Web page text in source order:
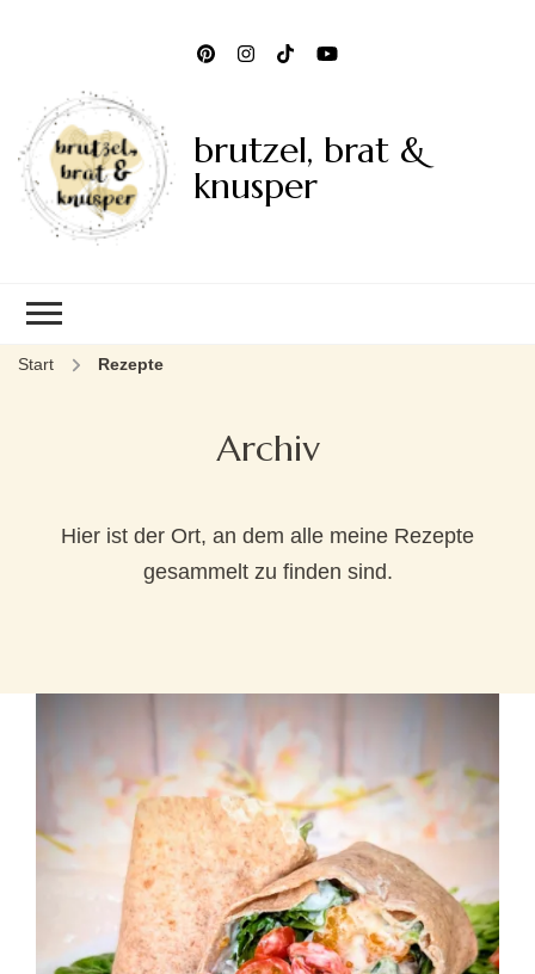
brutzel, brat &
knusper
Start Rezepte
Archiv
Hier ist der Ort, an dem alle meine Rezepte
gesammelt zu finden sind.